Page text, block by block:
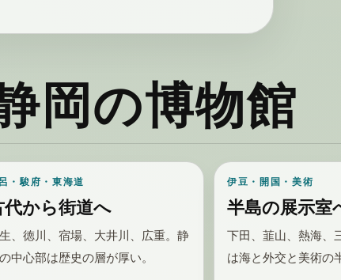
岡の博物館
・駿府・東海道
代から街道へ
、徳川、宿場、大井川、広重。静
中心部は歴史の層が厚い。
伊豆・開国・美術
半島の展示室
下田、韮山、熱海、
は海と外交と美術の